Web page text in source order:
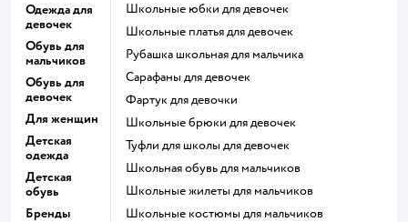
Одежда для
девочек
Обувь для
мальчиков
Обувь для
девочек
Для женщин
Детская
одежда
Детская
обувь
Бренды
Школьные юбки для девочек
Школьные платья для девочек
Рубашка школьная для мальчика
Сарафаны для девочек
Фартук для девочки
Школьные брюки для девочек
Туфли для школы для девочек
Школьная обувь для мальчиков
Школьные жилеты для мальчиков
Школьные костюмы для мальчиков